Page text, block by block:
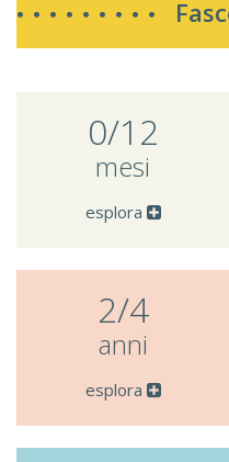
0/12
mesi
esplora
2/4
anni
esplora